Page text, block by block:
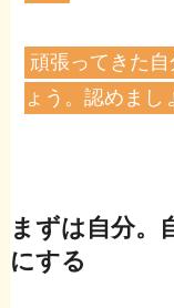
頑張ってきた
ょう。認めまし
まずは自分。
にする